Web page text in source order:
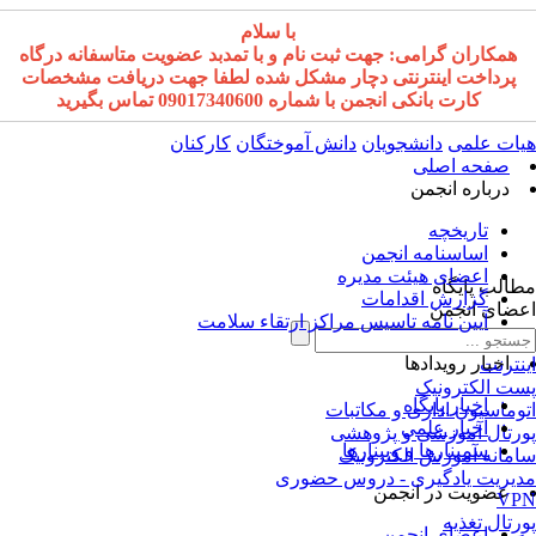
با سلام
همکاران گرامی: جهت ثبت نام و با تمدبد عضویت متاسفانه درگاه
پرداخت اینترنتی دچار مشکل شده لطفا جهت دریافت مشخصات
کارت بانکی انجمن با شماره 09017340600 تماس بگیرید
علمی دانشجویان دانش آموختگان کارکنان
صفحه اصلی
درباره انجمن
تاریخچه
اساسنامه انجمن
اعضای هیئت مدیره
گزارش اقدامات
آیین نامه تاسیس مراکز ارتقاء سلامت
اخبار رویدادها
اخبار پایگاه
اخبار علمی
سمینارها و وبینارها
عضویت در انجمن
پایگاه
انجمن
الکترونیک
اداری و مکاتبات
آموزشی و پژوهشی
آموزش الکترونیک
یادگیری - دروس حضوری
تغذیه